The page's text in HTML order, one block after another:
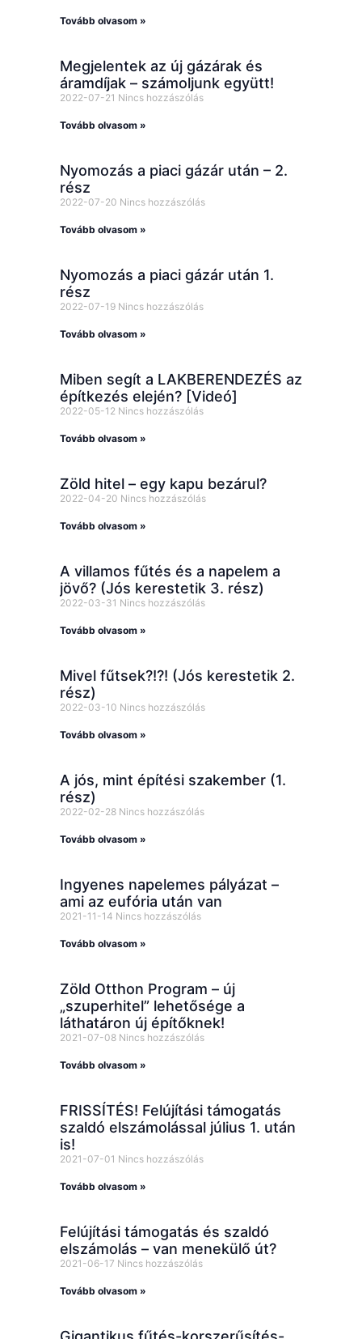
Tovább olvasom »
Megjelentek az új gázárak és
áramdíjak – számoljunk együtt!
2022-07-21 Nincs hozzászólás
Tovább olvasom »
Nyomozás a piaci gázár után – 2.
rész
2022-07-20 Nincs hozzászólás
Tovább olvasom »
Nyomozás a piaci gázár után 1.
rész
2022-07-19 Nincs hozzászólás
Tovább olvasom »
Miben segít a LAKBERENDEZÉS az
építkezés elején? [Videó]
2022-05-12 Nincs hozzászólás
Tovább olvasom »
Zöld hitel – egy kapu bezárul?
2022-04-20 Nincs hozzászólás
Tovább olvasom »
A villamos fűtés és a napelem a
jövő? (Jós kerestetik 3. rész)
2022-03-31 Nincs hozzászólás
Tovább olvasom »
Mivel fűtsek?!?! (Jós kerestetik 2.
rész)
2022-03-10 Nincs hozzászólás
Tovább olvasom »
A jós, mint építési szakember (1.
rész)
2022-02-28 Nincs hozzászólás
Tovább olvasom »
Ingyenes napelemes pályázat –
ami az eufória után van
2021-11-14 Nincs hozzászólás
Tovább olvasom »
Zöld Otthon Program – új
„szuperhitel” lehetősége a
láthatáron új építőknek!
2021-07-08 Nincs hozzászólás
Tovább olvasom »
FRISSÍTÉS! Felújítási támogatás
szaldó elszámolással július 1. után
is!
2021-07-01 Nincs hozzászólás
Tovább olvasom »
Felújítási támogatás és szaldó
elszámolás – van menekülő út?
2021-06-17 Nincs hozzászólás
Tovább olvasom »